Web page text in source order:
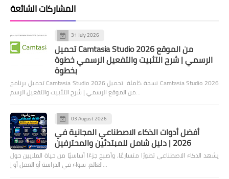
المشاركات الشائعة
31 July 2026
تحميل Camtasia Studio 2026 من الموقع
الرسمي | شرح التثبيت والتفعيل الرسمي خطوة
بخطوة
تحميل برنامج Camtasia Studio 2026 نسخة كاملة تحميل Camtasia Studio 2026
من الموقع الرسمي | شرح التثبيت والتفعيل الرسم…
03 August 2026
أفضل أدوات الذكاء الاصطناعي المجانية في
2026 | دليل شامل للمبتدئين والمحترفين
يشهد الذكاء الاصطناعي تطورًا متسارعًا، وأصبح جزءًا أساسيًا من حياة الملايين حول
العالم، سواء في الدراسة أو العمل أو إ…